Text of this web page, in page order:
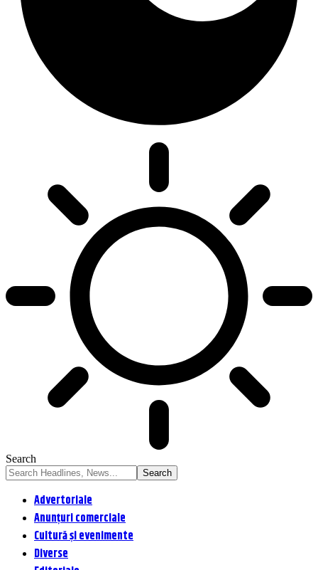
Search
Advertoriale
Anunțuri comerciale
Cultură și evenimente
Diverse